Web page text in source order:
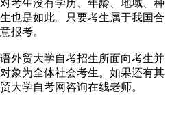
生没有学历、年龄、地域、种
也是如此。只要考生属于我国合
报考。
贸大学自考招生所面向考生并
象为全体社会考生。如果还有其
大学自考网咨询在线老师。